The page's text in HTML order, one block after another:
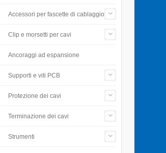
Accessori per fascette di cablaggio
Clip e morsetti per cavi
Ancoraggi ad espansione
Supporti e viti PCB
Protezione dei cavi
Terminazione dei cavi
Strumenti